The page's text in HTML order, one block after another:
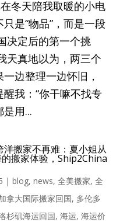
冬天陪我取暖的小电
是“物品”，而是一段
决定后的第一个挑
天真地以为，两三个
边整理一边怀旧，
我：“你干嘛不找专
用...
搬家不再难：夏小姐从
搬家体验，Ship2China
| blog, news, 全美搬家, 全
拿大国际搬家回国, 多伦多
杉矶海运回国, 海运, 海运价